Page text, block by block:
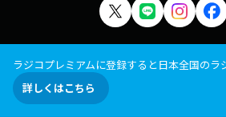
ラジコプレミアムに登録すると日本全国のラ
詳しくはこちら